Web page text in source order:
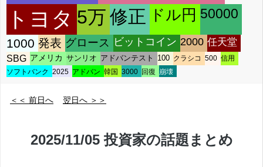
t
トヨタ 5万 修正 ドル円 50000
1000 発表 グロース ビットコイン 2000 任天堂
SBG アメリカ サンリオ アドバンテスト 100 クラシコ 500 信用
ソフトバンク 2025 アドバン 韓国 3000 回復 崩壊
＜＜ 前日へ 翌日へ ＞＞
2025/11/05 投資家の話題まとめ